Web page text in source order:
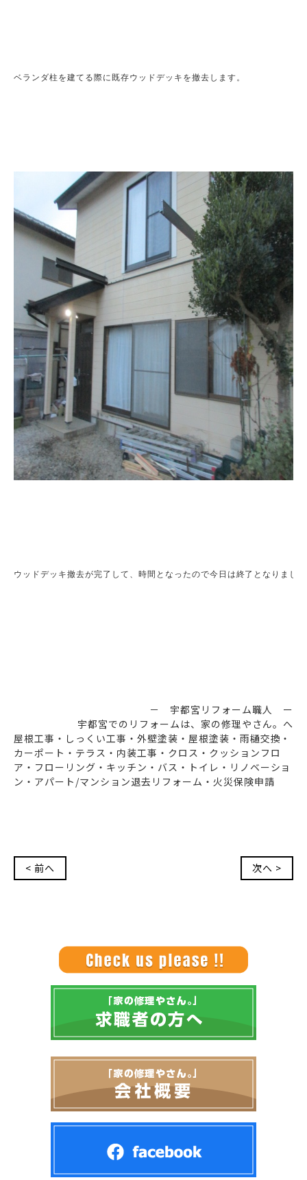
ベランダ柱を建てる際に既存ウッドデッキを撤去します。
ウッドデッキ撤去が完了して、時間となったので今日は終了となりまし
－ 宇都宮リフォーム職人 ー
宇都宮でのリフォームは、家の修理やさん。へ
屋根工事・しっくい工事・外壁塗装・屋根塗装・雨樋交換・
カーポート・テラス・内装工事・クロス・クッションフロ
ア・フローリング・キッチン・バス・トイレ・リノベーショ
ン・アパート/マンション退去リフォーム・火災保険申請
< 前へ 次へ >